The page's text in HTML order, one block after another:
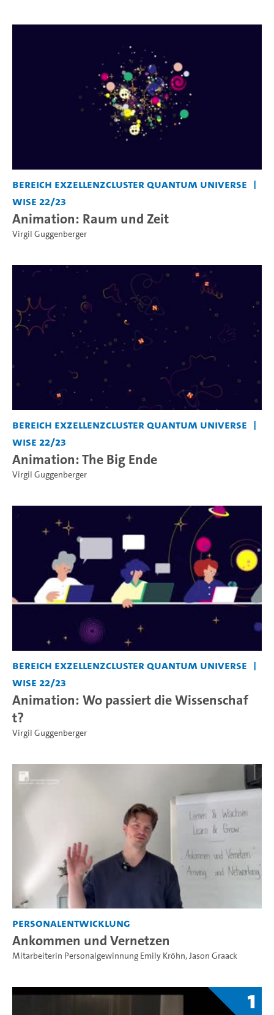
Bereich Exzellenzcluster Quantum Universe
WiSe 22/23
Animation: Raum und Zeit
Virgil Guggenberger
Bereich Exzellenzcluster Quantum Universe
WiSe 22/23
Animation: The Big Ende
Virgil Guggenberger
Bereich Exzellenzcluster Quantum Universe
WiSe 22/23
Animation: Wo passiert die Wissenschaf
t?
Virgil Guggenberger
Personalentwicklung
Ankommen und Vernetzen
Mitarbeiterin Personalgewinnung Emily Kröhn,Jason Graack
1